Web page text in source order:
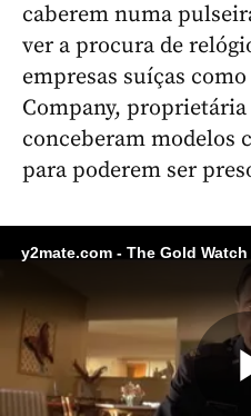
caberem numa
ver a procura de
empresas suíças
Company,
conceberam modelos
para poderem ser